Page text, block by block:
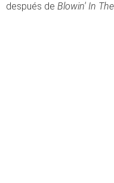
después de Blowin' In